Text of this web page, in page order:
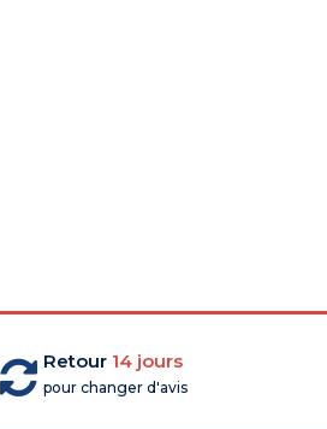
Retour 14 jours
pour changer d'avis